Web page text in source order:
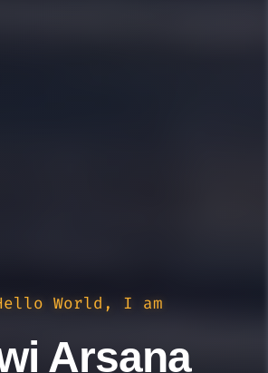
World, I am
Arsana